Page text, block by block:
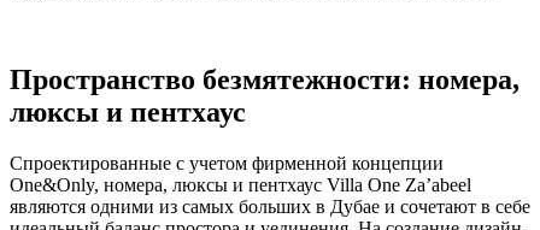
Пространство безмятежности: номера,
люксы и пентхаус
Спроектированные с учетом фирменной концепции
One&Only, номера, люксы и пентхаус Villa One Za’abeel
являются одними из самых больших в Дубае и сочетают в себе